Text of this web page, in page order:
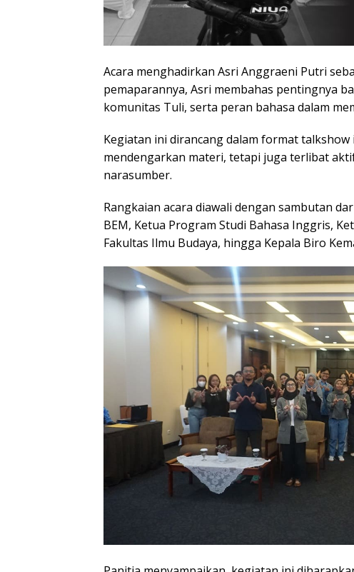
Acara menghadirkan Asri Anggraeni Putri
pemaparannya, Asri membahas pentingnya
komunitas Tuli, serta peran bahasa dalam
Kegiatan ini dirancang dalam format
mendengarkan materi, tetapi juga terlibat
narasumber.
Rangkaian acara diawali dengan sambutan
BEM, Ketua Program Studi Bahasa Inggris,
Fakultas Ilmu Budaya, hingga Kepala Biro